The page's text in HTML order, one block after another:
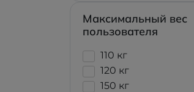
Максимальный вес
пользователя
110 кг
120 кг
150 кг